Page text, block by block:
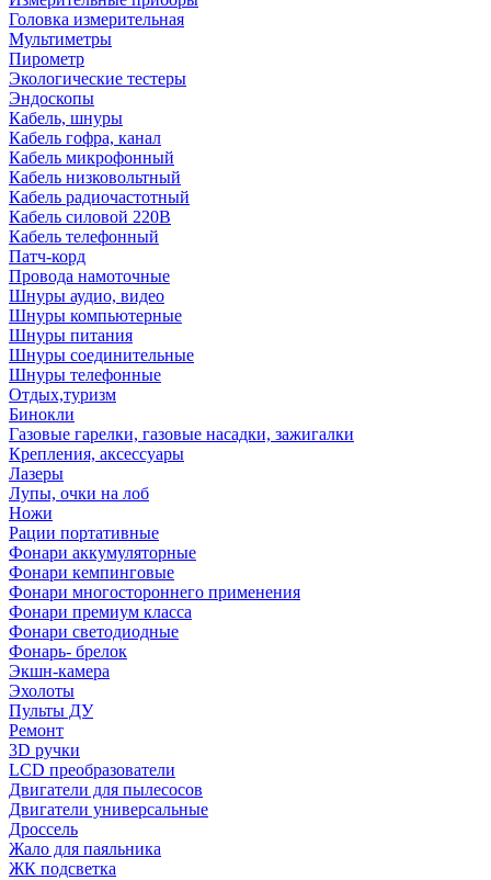
Головка измерительная
Мультиметры
Пирометр
Экологические тестеры
Эндоскопы
Кабель, шнуры
Кабель гофра, канал
Кабель микрофонный
Кабель низковольтный
Кабель радиочастотный
Кабель силовой 220В
Кабель телефонный
Патч-корд
Провода намоточные
Шнуры аудио, видео
Шнуры компьютерные
Шнуры питания
Шнуры соединительные
Шнуры телефонные
Отдых,туризм
Бинокли
Газовые гарелки, газовые насадки, зажигалки
Крепления, аксессуары
Лазеры
Лупы, очки на лоб
Ножи
Рации портативные
Фонари аккумуляторные
Фонари кемпинговые
Фонари многостороннего применения
Фонари премиум класса
Фонари светодиодные
Фонарь- брелок
Экшн-камера
Эхолоты
Пульты ДУ
Ремонт
3D ручки
LCD преобразователи
Двигатели для пылесосов
Двигатели универсальные
Дроссель
Жало для паяльника
ЖК подсветка